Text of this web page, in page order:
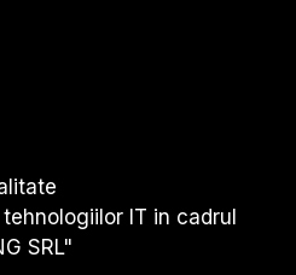
IT in cadrul
SRL"